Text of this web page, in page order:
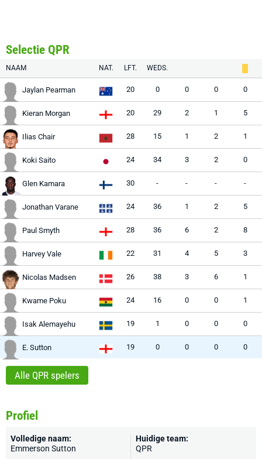
Selectie QPR
NAAM NAT. LFT. WEDS.
Jaylan Pearman 20 0 0 0 0
Kieran Morgan 20 29 2 1 5
Ilias Chair 28 15 1 2 1
Koki Saito 24 34 3 2 0
Glen Kamara 30 - - - -
Jonathan Varane 24 36 1 2 5
Paul Smyth 28 36 6 2 8
Harvey Vale 22 31 4 5 3
Nicolas Madsen 26 38 3 6 1
Kwame Poku 24 16 0 0 1
Isak Alemayehu 19 1 0 0 0
E. Sutton 19 0 0 0 0
Alle QPR spelers
Profiel
Volledige naam:
Emmerson Sutton
Huidige team:
QPR